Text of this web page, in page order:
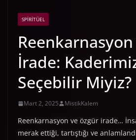
SPIRITÜEL
İrade:
Seçebilir Miyiz?
Mart 2, 2025 MistikKalem
Reenkarnasyon ve özgür irade…
merak ettiği, tartıştığı ve